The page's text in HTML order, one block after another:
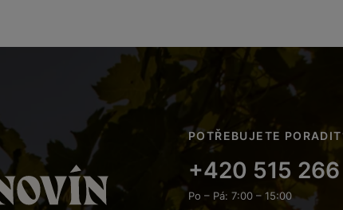
POTŘEBUJETE
+420 515
Po – Pá: 7:00 – 15:00